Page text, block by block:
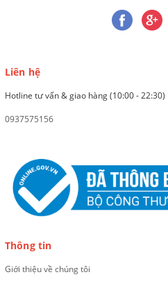
Liên hệ
Hotline tư vấn & giao hàng (10:00 - 22:30)
0937575156
Thông tin
Giới thiệu về chúng tôi